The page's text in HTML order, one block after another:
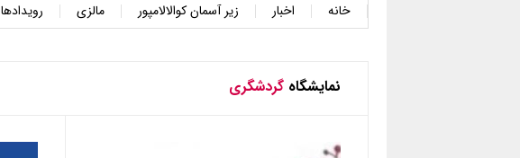
خانه اخبار زیر آسمان کوالالامپور مالزی رویدادها
نمایشگاه گردشگری